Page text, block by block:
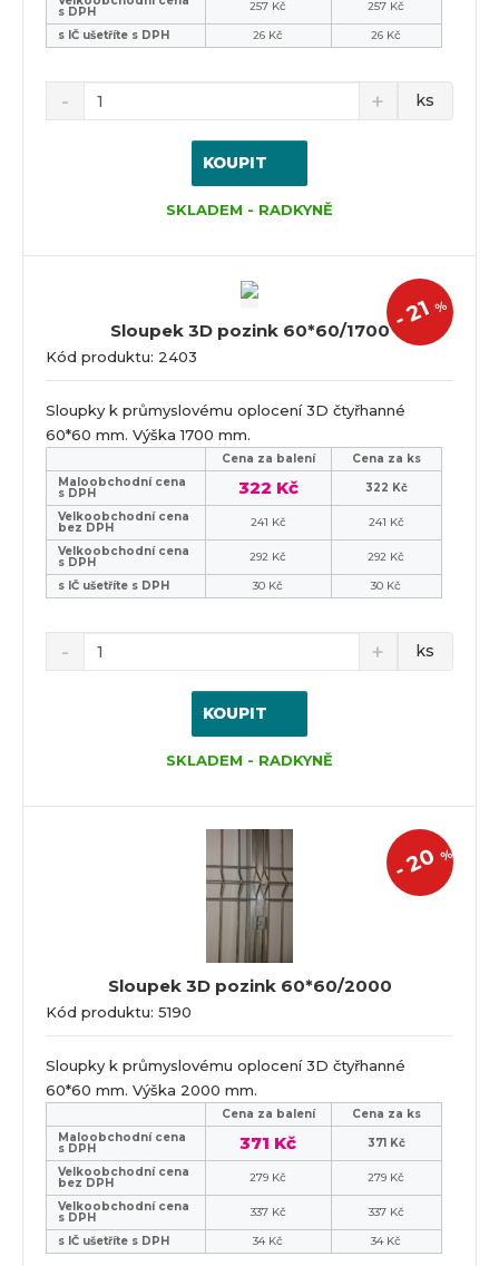
s DPH 257 Kč
257 Kč
s IČ ušetříte s DPH
26 Kč 26 Kč
ks
KOUPIT
SKLADEM - RADKYNĚ
Sloupek 3D pozink 60*60/1700
Kód produktu: 2403
-
21%
Sloupky k průmyslovému oplocení 3D čtyřhanné
60*60 mm. Výška 1700 mm.
Cena za balení
Cena za ks
Maloobchodní cena
s DPH 322 Kč
322 Kč
Velkoobchodní cena
bez DPH 241 Kč
241 Kč
Velkoobchodní cena
s DPH 292 Kč
292 Kč
s IČ ušetříte s DPH
30 Kč 30 Kč
ks
KOUPIT
SKLADEM - RADKYNĚ
Sloupek 3D pozink 60*60/2000
Kód produktu: 5190
-
20%
Sloupky k průmyslovému oplocení 3D čtyřhanné
60*60 mm. Výška 2000 mm.
Cena za balení
Cena za ks
Maloobchodní cena
s DPH 371 Kč
371 Kč
Velkoobchodní cena
bez DPH 279 Kč
279 Kč
Velkoobchodní cena
s DPH 337 Kč
337 Kč
s IČ ušetříte s DPH
34 Kč 34 Kč